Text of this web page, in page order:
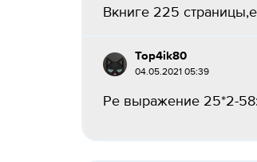
Вкниге 225
Top4ik80
04.05.2021 05:39
Ре выражение 25*2-